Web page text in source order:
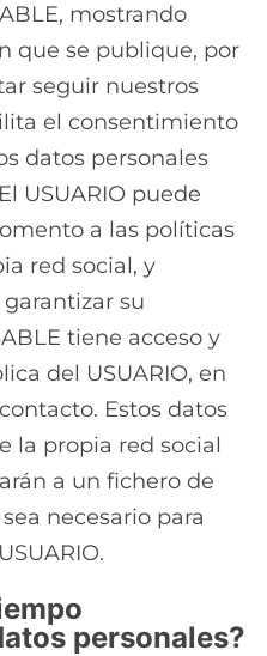
mostrando
que se publique, por
seguir nuestros
el consentimiento
datos personales
USUARIO puede
a las políticas
red social, y
su
tiene acceso y
del USUARIO, en
Estos datos
la propia red social
a un fichero de
necesario para
personales?